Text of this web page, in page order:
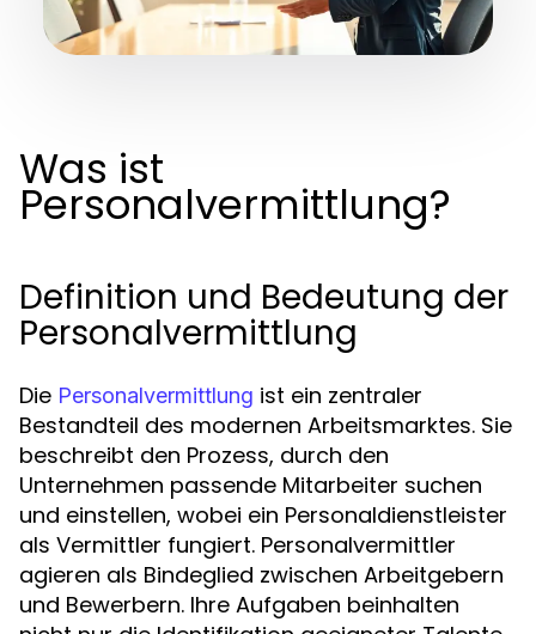
Was ist
Personalvermittlung?
Definition und Bedeutung der
Personalvermittlung
Die Personalvermittlung ist ein zentraler
Bestandteil des modernen Arbeitsmarktes. Sie
beschreibt den Prozess, durch den
Unternehmen passende Mitarbeiter suchen
und einstellen, wobei ein Personaldienstleister
als Vermittler fungiert. Personalvermittler
agieren als Bindeglied zwischen Arbeitgebern
und Bewerbern. Ihre Aufgaben beinhalten